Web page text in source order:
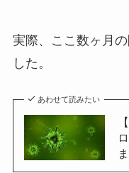
実際、ここ数ヶ月
した。
あわせて読みたい